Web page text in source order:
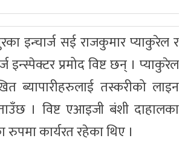
इन्चार्ज सई राजकुमार प्याकुरेल र
इन्स्पेक्टर प्रमोद विष्ट छन् । प्याकुरेल
ब्यापारीहरुलाई तस्करीको लाइन
। विष्ट एआइजी बंशी दाहालका
कार्यरत रहेका थिए ।